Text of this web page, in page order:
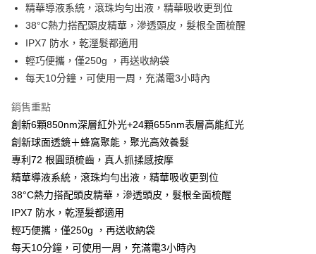
宅配
每筆NT$100，滿NT$1,000(含以上)免運費
貨到付現給宅配司機 (大家電需貨到付款服務 請電洽0977103621)
每筆NT$150，滿NT$2,000(含以上)免運費
精華導液系統，滾珠均勻出液，精華吸收更到位
38°C熱力搭配頭皮精華，滲透頭皮，髮根全面梳醒
IPX7 防水，乾溼髮都適用
輕巧便攜，僅250g ，再送收納袋
每天10分鐘，可使用一周，充滿電3小時內
銷售重點
創新6顆850nm深層紅外光+24顆655nm表層高能紅光
創新球面透鏡＋蜂窩聚能，聚光高效養髮
專利72 根圓頭梳齒，真人抓揉感按摩
精華導液系統，滾珠均勻出液，精華吸收更到位
38°C熱力搭配頭皮精華，滲透頭皮，髮根全面梳醒
IPX7 防水，乾溼髮都適用
輕巧便攜，僅250g ，再送收納袋
每天10分鐘，可使用一周，充滿電3小時內